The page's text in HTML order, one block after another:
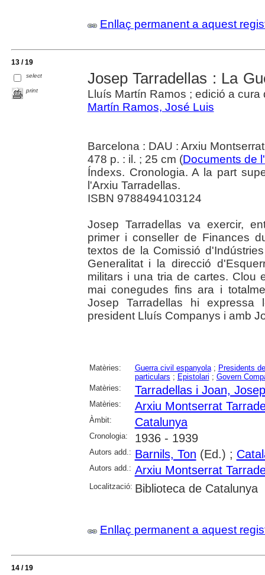
Enllaç permanent a aquest
13 / 19
select
print
Josep Tarradellas : La
Lluís Martín Ramos ; edició a
Martín Ramos, José Luis
Barcelona : DAU : Arxiu
478 p. : il. ; 25 cm (Documents de
Índexs. Cronologia. A la part
l'Arxiu Tarradellas.
ISBN 9788494103124
Josep Tarradellas va exercir,
primer i conseller de Finances
textos de la Comissió
Generalitat i la direcció
militars i una tria de cartes. Clou
mai conegudes fins ara i
Josep Tarradellas hi
president Lluís Companys i amb
Matèries: Guerra civil espanyola; Presidents
particulars ; Epistolari ; Govern
Matèries:
Tarradellas i Joan, Josep
Matèries: Arxiu Montserrat
Àmbit: Catalunya
Cronologia: 1936 - 1939
Autors add.: Barnils, Ton (Ed.) ;
Autors add.: Arxiu Montserrat
Localització: Biblioteca de Catalunya
Enllaç permanent a aquest
14 / 19